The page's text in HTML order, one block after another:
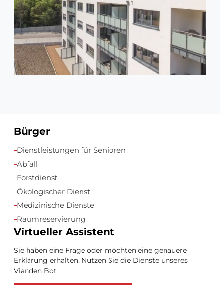
Zusätzliche
Ressourcen
Bürger
Dienstleistungen für Senioren
Abfall
Forstdienst
Ökologischer Dienst
Medizinische Dienste
Raumreservierung
Virtueller Assistent
Sie haben eine Frage oder möchten eine genauere
Erklärung erhalten. Nutzen Sie die Dienste unseres
Vianden Bot.